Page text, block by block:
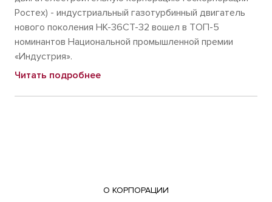
Ростех) - индустриальный газотурбинный двигатель
нового поколения НК-36СТ-32 вошел в ТОП-5
номинантов Национальной промышленной премии
«Индустрия».
Читать подробнее
О КОРПОРАЦИИ